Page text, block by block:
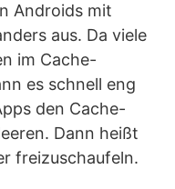
Androids mit
aus. Da viele
im Cache-
es schnell eng
den Cache-
Dann heißt
freizuschaufeln.